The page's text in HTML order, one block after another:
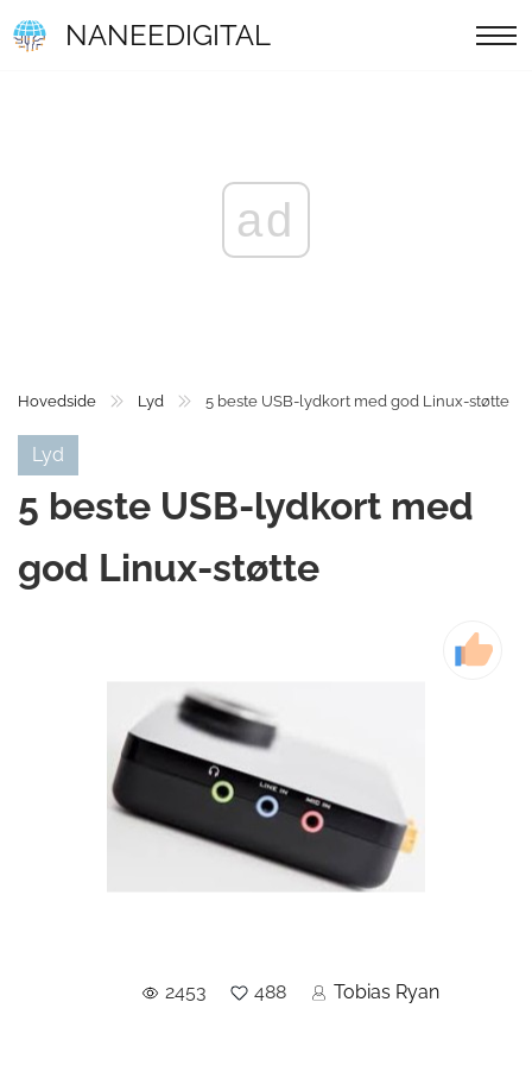
NANEEDIGITAL
ad
Hovedside Lyd 5 beste USB-lydkort med god Linux-støtte
Lyd
5 beste USB-lydkort med
god Linux-støtte
2453 488 Tobias Ryan